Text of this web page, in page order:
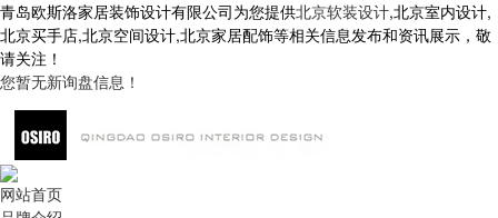
青岛欧斯洛家居装饰设计有限公司为您提供北京软装设计,北京室内设计,
北京买手店,北京空间设计,北京家居配饰等相关信息发布和资讯展示，敬
请关注！
您暂无新询盘信息！
网站首页